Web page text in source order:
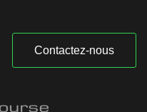
Contactez-nous